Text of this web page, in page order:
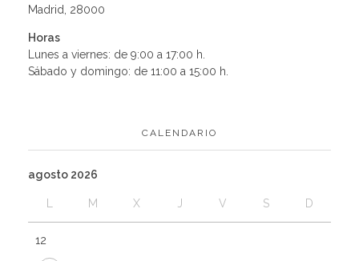
Madrid, 28000
Horas
Lunes a viernes: de 9:00 a 17:00 h.
Sábado y domingo: de 11:00 a 15:00 h.
CALENDARIO
agosto 2026
L M X J V S D
12